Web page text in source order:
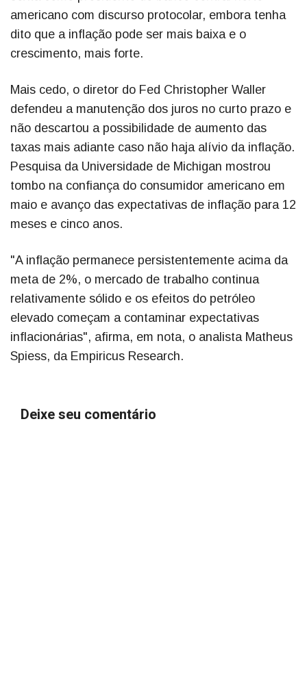
americano com discurso protocolar, embora tenha
dito que a inflação pode ser mais baixa e o
crescimento, mais forte.
Mais cedo, o diretor do Fed Christopher Waller
defendeu a manutenção dos juros no curto prazo e
não descartou a possibilidade de aumento das
taxas mais adiante caso não haja alívio da inflação.
Pesquisa da Universidade de Michigan mostrou
tombo na confiança do consumidor americano em
maio e avanço das expectativas de inflação para 12
meses e cinco anos.
"A inflação permanece persistentemente acima da
meta de 2%, o mercado de trabalho continua
relativamente sólido e os efeitos do petróleo
elevado começam a contaminar expectativas
inflacionárias", afirma, em nota, o analista Matheus
Spiess, da Empiricus Research.
Deixe seu comentário